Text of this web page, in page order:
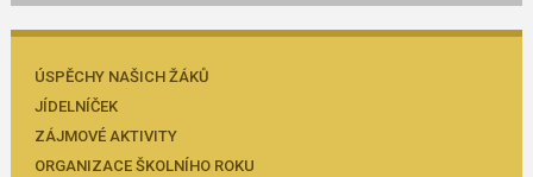
ÚSPĚCHY NAŠICH ŽÁKŮ
JÍDELNÍČEK
ZÁJMOVÉ AKTIVITY
ORGANIZACE ŠKOLNÍHO ROKU